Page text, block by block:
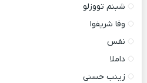
شبنم تووزلو
وفا شریفوا
نفس
داملا
زینب حسنی